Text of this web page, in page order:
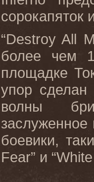
сорокапяток
“Destroy All
более чем
площадке
упор
волны
боевики,
Fear” и